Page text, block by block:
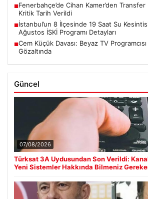
■Fenerbahçe’de Cihan Kamer’den
Kritik Tarih Verildi
■İstanbul’un 8 İlçesinde 19 Saat Su
Ağustos İSKİ Programı Detayları
■Cem Küçük Davası: Beyaz TV
Gözaltında
Güncel
07/08/2026
Türksat 3A Uydusundan Son Verildi:
Yeni Sistemler Hakkında Bilmeniz